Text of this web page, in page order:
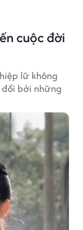
cuộc đời
lữ không
bởi những